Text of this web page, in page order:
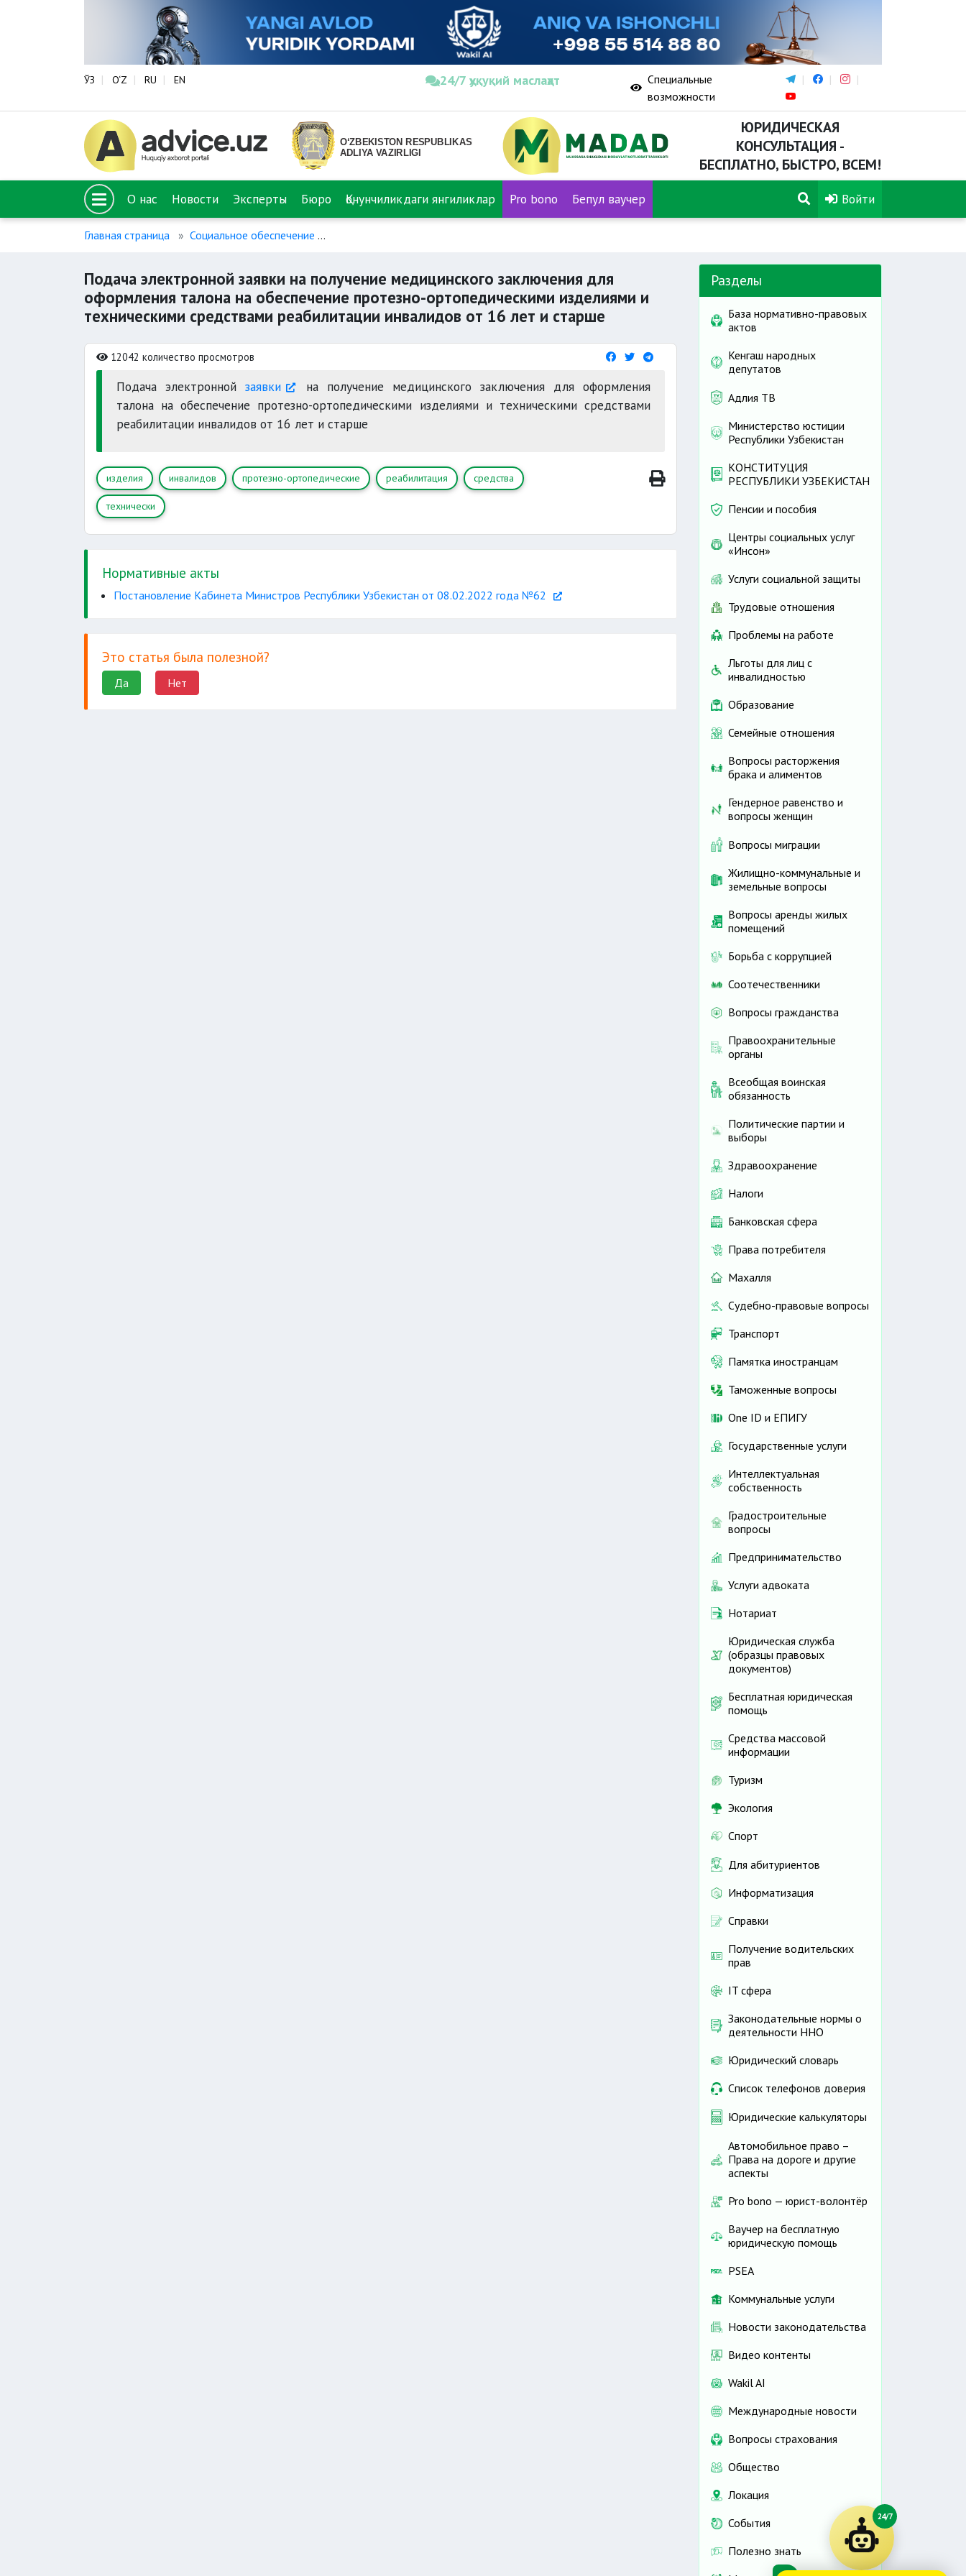
ЎЗ O‘Z RU EN 24/7 ҳуқуқий маслаҳат
Специальные
возможности
ЮРИДИЧЕСКАЯ
КОНСУЛЬТАЦИЯ -
БЕСПЛАТНО, БЫСТРО, ВСЕМ!
О нас Новости Эксперты Бюро Қонунчиликдаги янгиликлар Pro bono Бепул ваучер Войти
Главная страница Социальное обеспечение
Подача электронной заявки на получение медицинского заключения для
оформления талона на обеспечение протезно-ортопедическими изделиями и
техническими средствами реабилитации инвалидов от 16 лет и старше
12042 количество просмотров
Подача электроннойзаявки
на получение медицинского заключения для оформления
талона на обеспечение протезно-ортопедическими изделиями и техническими средствами
реабилитации инвалидов от 16 лет и старше
изделия инвалидов протезно-ортопедические реабилитация средства
технически
Нормативные акты
Постановление Кабинета Министров Республики Узбекистан от 08.02.2022 года №62
Это статья была полезной?
Да Нет
Разделы
База нормативно-правовых
актов
Кенгаш народных
депутатов
Адлия ТВ
Министерство юстиции
Республики Узбекистан
КОНСТИТУЦИЯ
РЕСПУБЛИКИ УЗБЕКИСТАН
Пенсии и пособия
Центры социальных услуг
«Инсон»
Услуги социальной защиты
Трудовые отношения
Проблемы на работе
Льготы для лиц с
инвалидностью
Образование
Семейные отношения
Вопросы расторжения
брака и алиментов
Гендерное равенство и
вопросы женщин
Вопросы миграции
Жилищно-коммунальные и
земельные вопросы
Вопросы аренды жилых
помещений
Борьба с коррупцией
Соотечественники
Вопросы гражданства
Правоохранительные
органы
Всеобщая воинская
обязанность
Политические партии и
выборы
Здравоохранение
Налоги
Банковская сфера
Права потребителя
Махалля
Судебно-правовые вопросы
Транспорт
Памятка иностранцам
Таможенные вопросы
One ID и ЕПИГУ
Государственные услуги
Интеллектуальная
собственность
Градостроительные
вопросы
Предпринимательство
Услуги адвоката
Нотариат
Юридическая служба
(образцы правовых
документов)
Бесплатная юридическая
помощь
Средства массовой
информации
Туризм
Экология
Спорт
Для абитуриентов
Информатизация
Справки
Получение водительских
прав
IT сфера
Законодательные нормы о
деятельности ННО
Юридический словарь
Список телефонов доверия
Юридические калькуляторы
Автомобильное право –
Права на дороге и другие
аспекты
Pro bono — юрист-волонтёр
Ваучер на бесплатную
юридическую помощь
PSEA
Коммунальные услуги
Новости законодательства
Видео контенты
Wakil AI
Международные новости
Вопросы страхования
Общество
Локация
События
Полезно знать
24/7